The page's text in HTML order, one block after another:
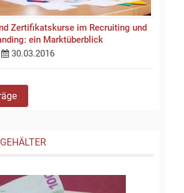
Zertifikatskurse im Recruiting und
ein Marktüberblick
30.03.2016
GEHÄLTER